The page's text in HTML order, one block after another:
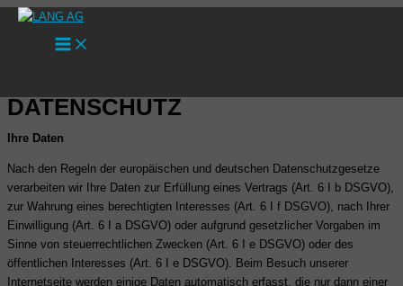
Zum
DATENSCHUTZ
Ihre Daten
Nach den Regeln der europäischen und deutschen Datenschutzgesetze
verarbeiten wir Ihre Daten zur Erfüllung eines Vertrags (Art. 6 I b DSGVO),
zur Wahrung eines berechtigten Interesses (Art. 6 I f DSGVO), nach Ihrer
Einwilligung (Art. 6 I a DSGVO) oder aufgrund gesetzlicher Vorgaben im
Sinne von steuerrechtlichen Zwecken (Art. 6 I e DSGVO) oder des
öffentlichen Interesses (Art. 6 I e DSGVO). Beim Besuch unserer
Internetseite werden einige Daten automatisch erfasst, die nur dann einer